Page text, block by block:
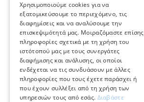
ΕΞΥΠΗΡΕΤΗΣΗ ΠΕΛΑΤΩΝ
Φροντίδα και επισκευή κοσμημάτων
Όροι χρήσης
Επιστροφές
Πολιτική πληρωμών
Χρησιμοποιούμε cookies για να
εξατομικεύσουμε το περιεχόμενο, τις
διαφημίσεις και να αναλύσουμε την
επισκεψιμότητά μας. Μοιραζόμαστε επίσης
πληροφορίες σχετικά με τη χρήση του
ιστότοπού μας με τους συνεργάτες
διαφήμισης και ανάλυσης, οι οποίοι
ενδέχεται να τις συνδυάσουν με άλλες
πληροφορίες που τους έχετε παράσχει ή
που έχουν συλλέξει από τη χρήση των
υπηρεσιών τους από εσάς. Διαβάστε